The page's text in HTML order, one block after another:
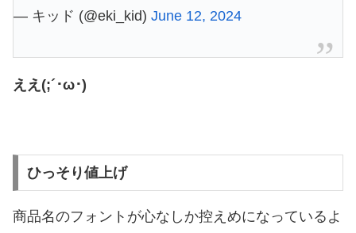
— キッド (@eki_kid) June 12, 2024
ええ(;´･ω･)
ひっそり値上げ
商品名のフォントが心なしか控えめになっているよ